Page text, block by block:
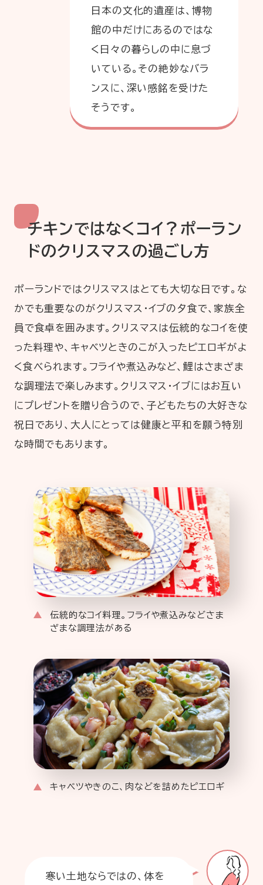
日本の文化的遺産は、博物
館の中だけにあるのではな
く日々の暮らしの中に息づ
いている。その絶妙なバラ
ンスに、深い感銘を受けた
そうです。
チキンではなくコイ？ポーラン
ドのクリスマスの過ごし方
ポーランドではクリスマスはとても大切な日です。な
かでも重要なのがクリスマス・イブの夕食で、家族全
員で食卓を囲みます。クリスマスは伝統的なコイを使
った料理や、キャベツときのこが入ったピエロギがよ
く食べられます。フライや煮込みなど、鯉はさまざま
な調理法で楽しみます。クリスマス・イブにはお互い
にプレゼントを贈り合うので、子どもたちの大好きな
祝日であり、大人にとっては健康と平和を願う特別
な時間でもあります。
伝統的なコイ料理。フライや煮込みなどさま
ざまな調理法がある
キャベツやきのこ、肉などを詰めたピエロギ
寒い土地ならではの、体を